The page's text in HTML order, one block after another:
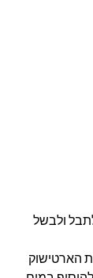
לתבל ולבשל
הארטישוק